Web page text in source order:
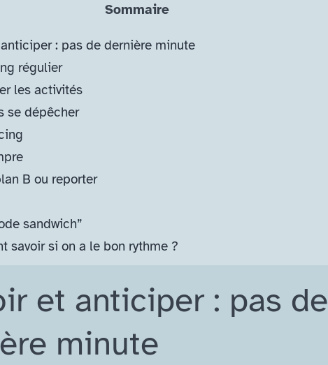
Sommaire
: pas de dernière minute
régulier
les activités
se dépêcher
B ou reporter
sandwich”
savoir si on a le bon rythme ?
et anticiper : pas de
minute